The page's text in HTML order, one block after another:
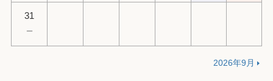
31
－
2026年9月